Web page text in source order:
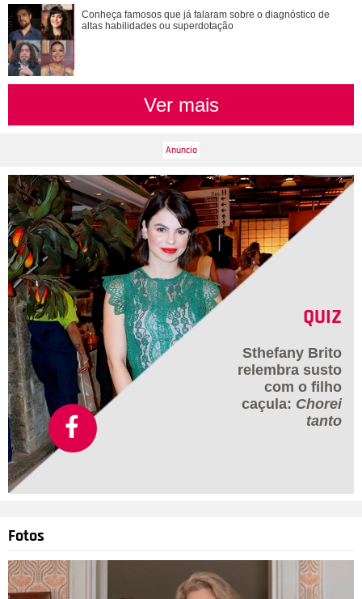
Saiba o que vai acontecer em Coração Acelerado nesta
quarta-feira
Conheça famosos que já falaram sobre o diagnóstico de
altas habilidades ou superdotação
Ver mais
QUIZ
Sthefany Brito
relembra susto
com o filho
caçula: Chorei
tanto
Fotos